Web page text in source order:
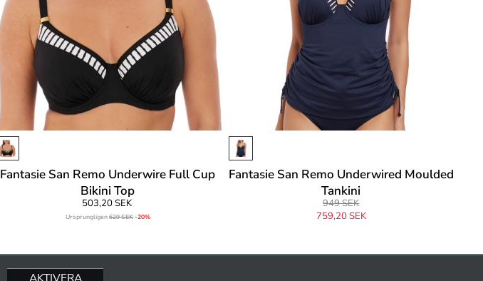
Fantasie San Remo Underwire Full Cup
Bikini Top
503,20 SEK
Ursprungligen629 SEK-20%
Fantasie San Remo Underwired Moulded
Tankini
949 SEK
759,20 SEK